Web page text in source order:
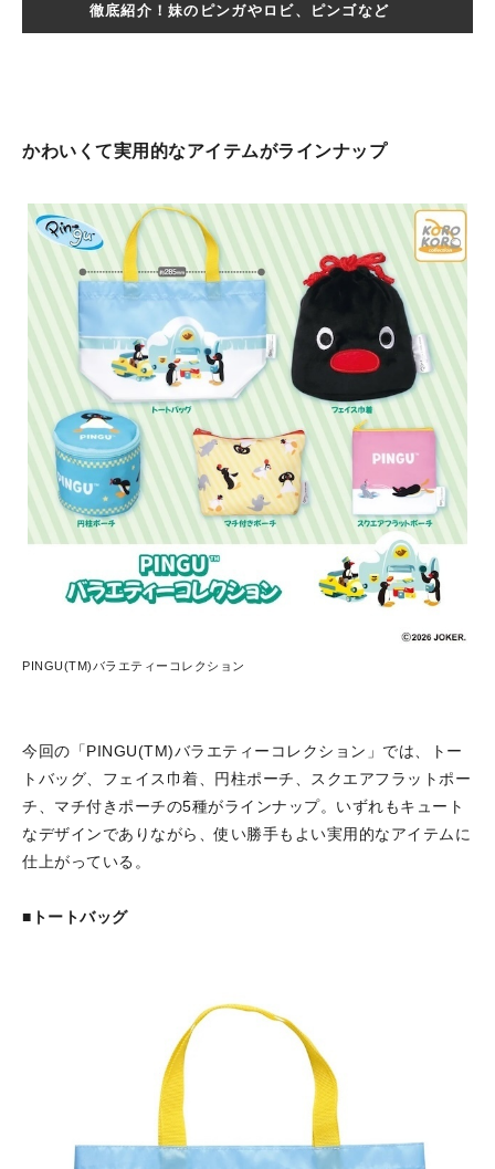
徹底紹介！妹のピンガやロビ、ピンゴなど
かわいくて実用的なアイテムがラインナップ
PINGU(TM)バラエティーコレクション
今回の「PINGU(TM)バラエティーコレクション」では、トー
トバッグ、フェイス巾着、円柱ポーチ、スクエアフラットポー
チ、マチ付きポーチの5種がラインナップ。いずれもキュート
なデザインでありながら、使い勝手もよい実用的なアイテムに
仕上がっている。
■トートバッグ